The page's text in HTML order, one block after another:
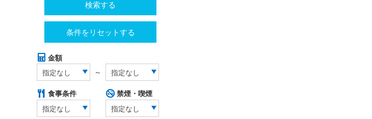
検索する
条件をリセットする
金額
指定なし
～ 指定なし
食事条件
指定なし
禁煙・喫煙
指定なし